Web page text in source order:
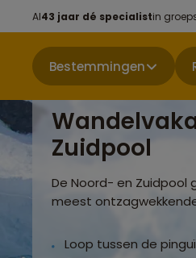
Al43 jaar dé specialistin
Bestemmingen
Zuidpool
De Noord- en Zuidpool
meest
Loop tussen de